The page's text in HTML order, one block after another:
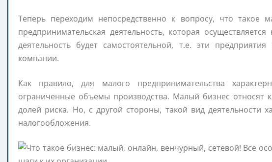
Теперь переходим непосредственно к вопросу, что такое
предпринимательская деятельность, которая
деятельность будет самостоятельной, т.е. эти
компании.
Как правило, для малого предпринимательства
ограниченные объемы производства. Малый бизнес относят
долей риска. Но, с другой стороны, такой вид деятельности
налогообложения.